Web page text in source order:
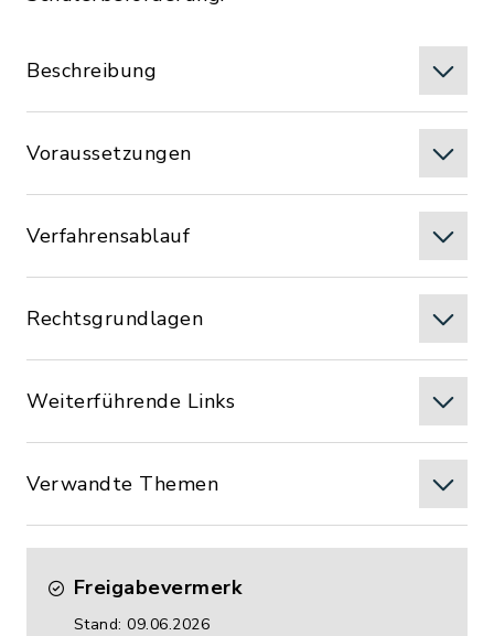
Beschreibung
Voraussetzungen
Verfahrensablauf
Rechtsgrundlagen
Weiterführende Links
Verwandte Themen
Freigabevermerk
Stand: 09.06.2026